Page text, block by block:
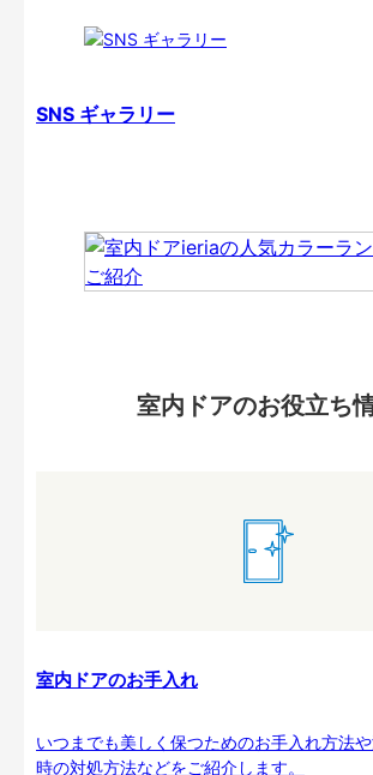
SNS ギャラリー
室内ドアのお役立ち
室内ドアのお手入れ
いつまでも美しく保つためのお手入れ方法
時の対処方法などをご紹介します。